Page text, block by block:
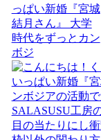
っぱい新婚『宮城
結月さん』 大学
時代をずっとカン
ボジ